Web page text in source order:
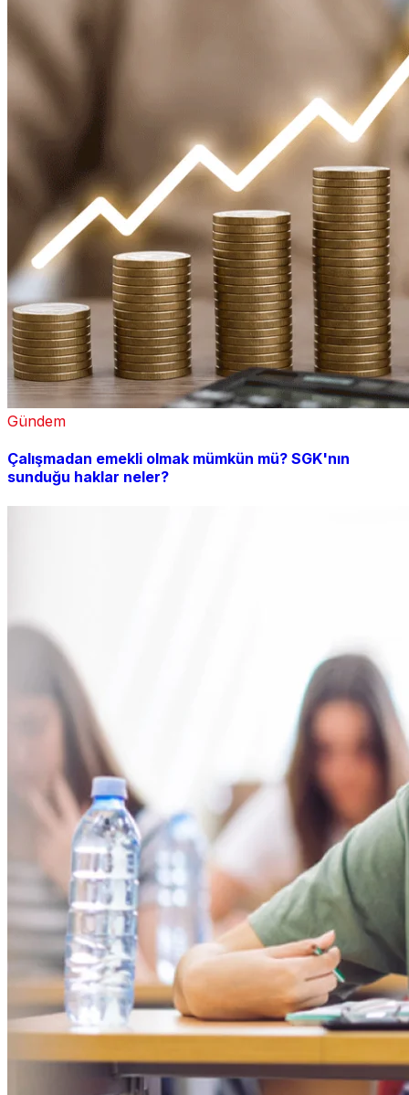
Gündem
Çalışmadan emekli olmak mümkün mü? SGK'nın
sunduğu haklar neler?